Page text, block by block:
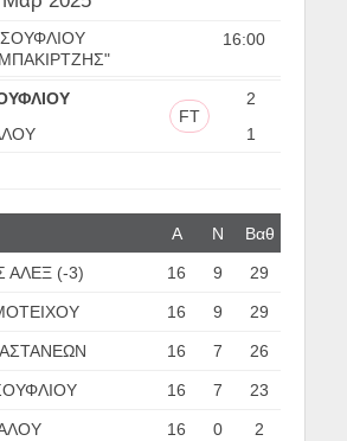
16:00
2
FT
1
Α N Βαθ
ΑΛΕΞ (-3) 16 9 29
16 9 29
16 7 26
16 7 23
16 0 2